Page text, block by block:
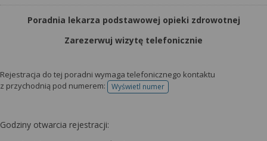
Poradnia lekarza podstawowej opieki zdrowotnej
Zarezerwuj wizytę telefonicznie
Rejestracja do tej poradni wymaga telefonicznego kontaktu
z przychodnią pod numerem:
Wyświetl numertelefonu do rejestracji
Godziny otwarcia rejestracji: